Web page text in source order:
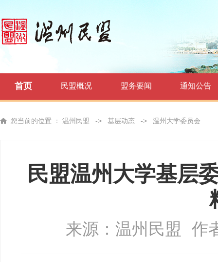
首页 民盟概况 盟务要闻 通知公告
您当前的位置 ： 温州民盟 -> 基层动态 -> 温州大学委员会
民盟温州大学基层
来源：温州民盟 作